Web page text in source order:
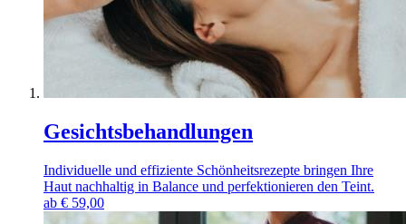
Gesichtsbehandlungen
Individuelle und effiziente Schönheitsrezepte bringen Ihre
Haut nachhaltig in Balance und perfektionieren den Teint.
ab € 59,00